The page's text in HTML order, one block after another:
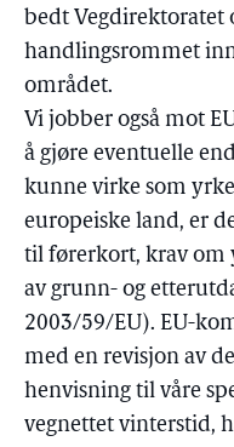
bedt Vegdirektoratet
handlingsrommet
området.
Vi jobber også mot
å gjøre eventuelle
kunne virke som
europeiske land, er
til førerkort, krav om
av grunn- og
2003/59/EU). EU-
med en revisjon av
henvisning til våre
vegnettet vinterstid,